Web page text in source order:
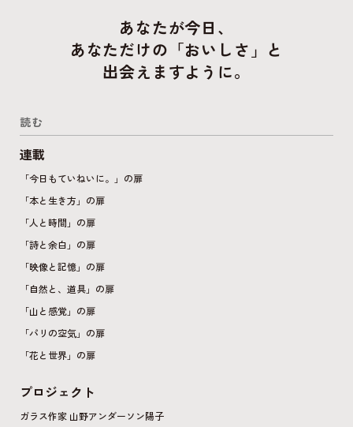
あなたが今日、
あなただけの「おいしさ」と
出会えますように。
読む
連載
「今日もていねいに。」の扉
「本と生き方」の扉
「人と時間」の扉
「詩と余白」の扉
「映像と記憶」の扉
「自然と、道具」の扉
「山と感覚」の扉
「パリの空気」の扉
「花と世界」の扉
プロジェクト
ガラス作家 山野アンダーソン陽子